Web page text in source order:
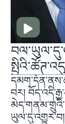
བར།
ཡུལ་དུ་འགྱུར་བ།